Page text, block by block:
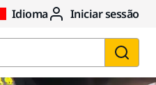
Idioma Iniciar sessão